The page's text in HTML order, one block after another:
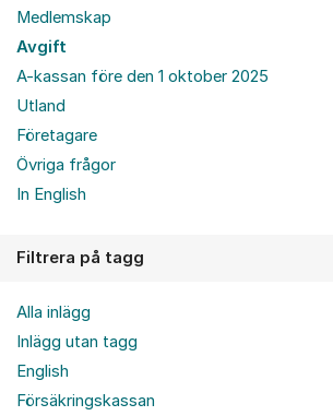
Medlemskap
Avgift
A-kassan före den 1 oktober 2025
Utland
Företagare
Övriga frågor
In English
Filtrera på tagg
Alla inlägg
Inlägg utan tagg
English
Försäkringskassan